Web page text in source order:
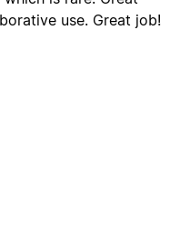
use. Great job!